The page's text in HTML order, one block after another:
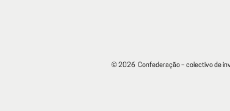
© 2026 Confederação – colectivo de